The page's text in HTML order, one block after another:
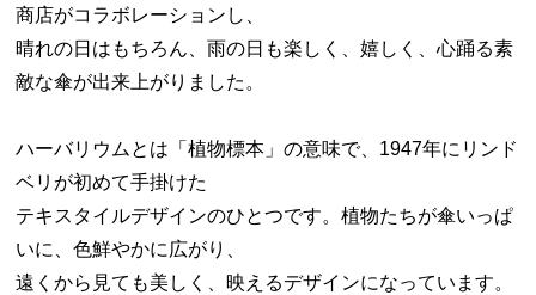
商店がコラボレーションし、
晴れの日はもちろん、雨の日も楽しく、嬉しく、心踊る素
敵な傘が出来上がりました。
ハーバリウムとは「植物標本」の意味で、1947年にリンド
ベリが初めて手掛けた
テキスタイルデザインのひとつです。植物たちが傘いっぱ
いに、色鮮やかに広がり、
遠くから見ても美しく、映えるデザインになっています。